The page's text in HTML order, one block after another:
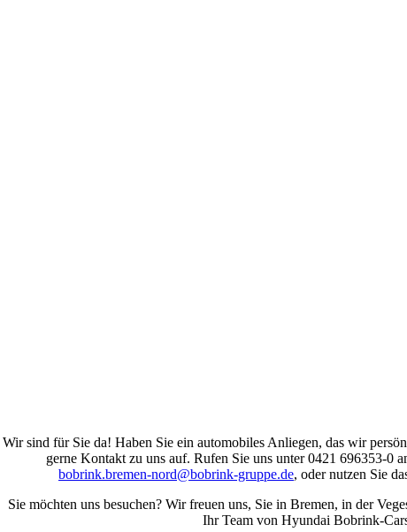
Wir sind für Sie da! Haben Sie ein automobiles Anliegen, das wir
gerne Kontakt zu uns auf. Rufen Sie uns unter 0421 696353-0
bobrink.bremen-nord@bobrink-gruppe.de, oder nutzen Sie
Sie möchten uns besuchen? Wir freuen uns, Sie in Bremen, in der
Ihr Team von Hyundai Bobrink-